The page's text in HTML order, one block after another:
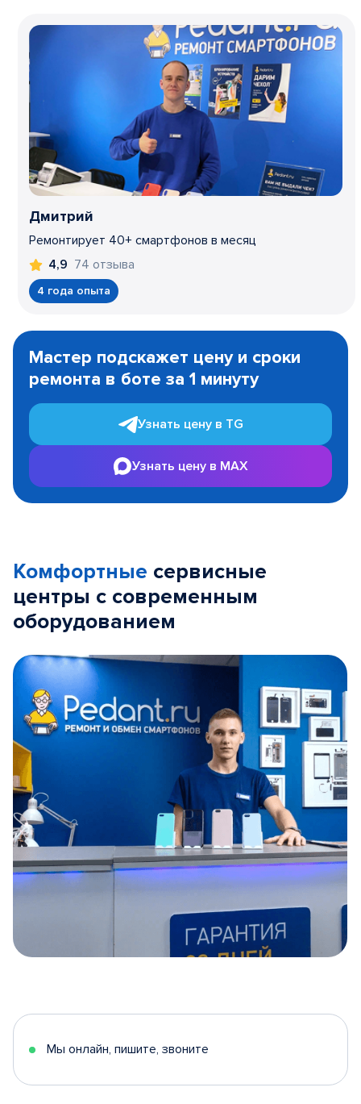
Дмитрий
Ремонтирует 40+ смартфонов в месяц
4,9 74 отзыва
4 года опыта
1
Мастер подскажет цену и сроки
ремонта в боте за 1 минуту
Узнать цену в TG
Узнать цену в MAX
Комфортные сервисные
центры с современным
оборудованием
5
Мы онлайн, пишите, звоните